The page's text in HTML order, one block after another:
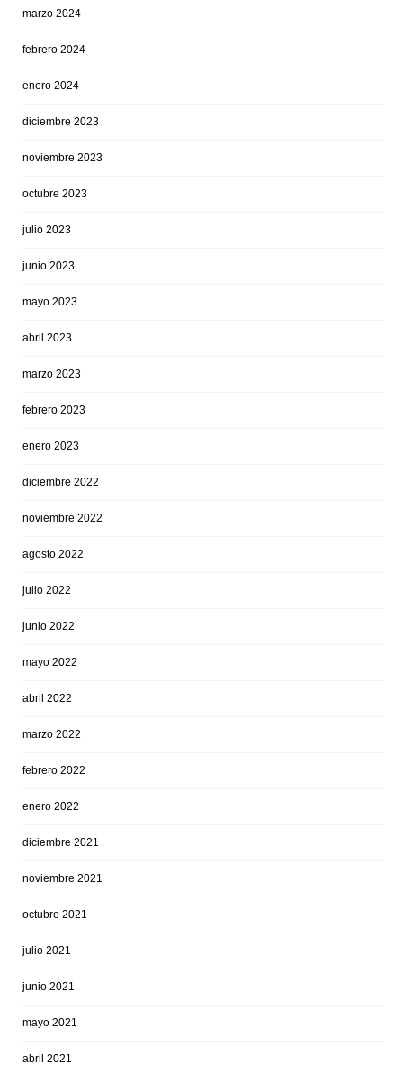
marzo 2024
febrero 2024
enero 2024
diciembre 2023
noviembre 2023
octubre 2023
julio 2023
junio 2023
mayo 2023
abril 2023
marzo 2023
febrero 2023
enero 2023
diciembre 2022
noviembre 2022
agosto 2022
julio 2022
junio 2022
mayo 2022
abril 2022
marzo 2022
febrero 2022
enero 2022
diciembre 2021
noviembre 2021
octubre 2021
julio 2021
junio 2021
mayo 2021
abril 2021